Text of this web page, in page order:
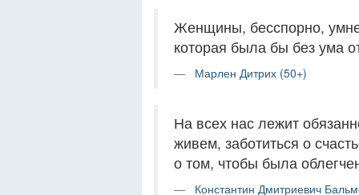
Женщины, бесспорно,
которая была бы без ума
Марлен Дитрих (50+)
На всех нас лежит
живем, заботиться о
о том, чтобы была
Константин Дмитриевич